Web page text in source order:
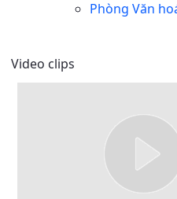
Phòng Văn
Video clips